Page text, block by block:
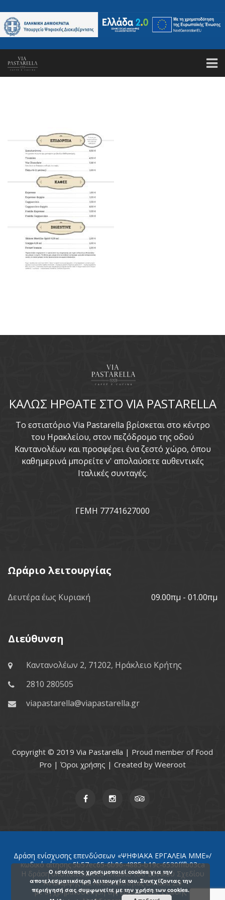
ΚΑΛΩΣ ΗΡΘΑΤΕ ΣΤΟ VIA PASTARELLA
To εστιατόριο Via Pastarella βρίσκεται στο κέντρο
του Ηρακλείου, στον πεζόδρομο της οδού
Καντανολέων και προσφέρει ένα ζεστό χώρο, όπου
καθημερινά μπορείτε ν' απολαύσετε αυθεντικές
Ιταλικές συνταγές.
ΓΕΜΗ 77741627000
Ωράριο λειτουργίας
Δευτέρα έως Κυριακή 09.00πμ - 01.00πμ
Διεύθυνση
Καντανολέων 2, 71202, Ηράκλειο Κρήτης
2810 280505
viapastarella@viapastarella.gr
Copyright © 2019 Via Pastarella | Proud member of Food
Pro | Όροι χρήσης | Created by Weeroot
Δράση ενίσχυσης επενδύσεων «ΨΗΦΙΑΚΑ ΕΡΓΑΛΕΙΑ ΜΜΕ»/
κωδικό αίτησης 5b57ec65-6b96-4885-b19c-6530fffb03ca
Η δράση υλοποιείται στο πλαίσιο του Εθνικού Σχεδίου
Ανάκαμψης και Ανθεκτικότητας Ελλάδα 2.0
με τη χρηματοδότηση της Ευρωπαϊκής Ένωσης -
Ο ιστότοπος χρησιμοποιεί cookies για την
αποτελεσματικότερη λειτουργία του. Συνεχίζοντας την
περιήγησή σας συμφωνείτε με την χρήση των cookies.